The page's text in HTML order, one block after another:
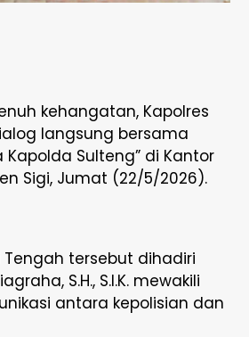
kehangatan, Kapolres
langsung bersama
Sulteng” di Kantor
Sigi, Jumat (22/5/2026).
tersebut dihadiri
S.H., S.I.K. mewakili
antara kepolisian dan